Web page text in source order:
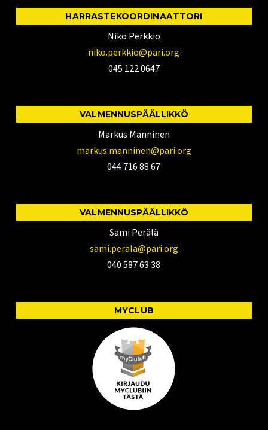
HARRASTEKOORDINAATTORI
Niko Perkkiö
niko.perkkio@pari.org
045 122 0647
VALMENNUSPÄÄLLIKKÖ
Markus Manninen
markus.manninen@pari.org
044 716 88 67
VALMENNUSPÄÄLLIKKÖ
Sami Perälä
sami.perala@pari.org
040 587 63 38
MYCLUB